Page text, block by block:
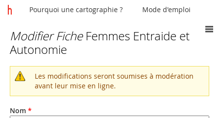
Vous
êtes
ici
Modifier FicheFemmes Entraide et
Autonomie
Message
d'avertissement
Les modifications seront soumises à modération
avant leur mise en ligne.
Nom *
Pourquoi une cartographie ? Mode d'emploi